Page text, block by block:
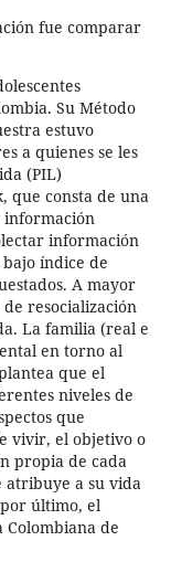
fue comparar
Su Método
estuvo
a quienes se les
(PIL)
que consta de una
información
índice de
A mayor
resocialización
La familia (real e
en torno al
que el
niveles de
que
vivir, el objetivo o
propia de cada
atribuye a su vida
último, el
Colombiana de